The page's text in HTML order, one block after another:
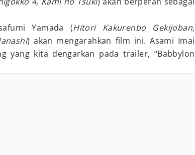
Yamada (Hitori Kakurenbo Gekijoban,
) akan mengarahkan film ini. Asami Imai
yang kita dengarkan pada trailer, “Babbylon